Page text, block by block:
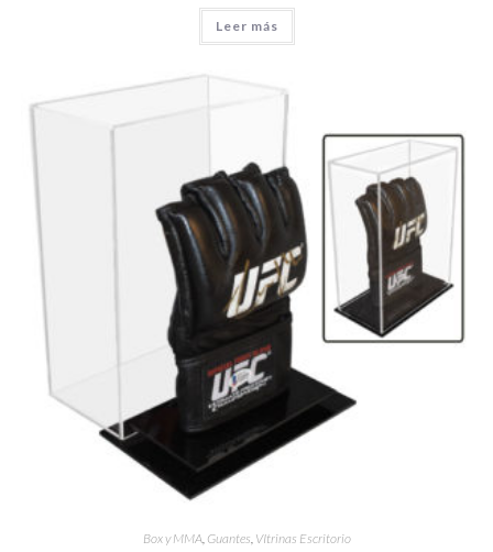
Leer más
Box y MMA, Guantes, VItrinas Escritorio